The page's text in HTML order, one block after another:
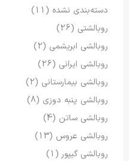
دسته‌بندی نشده (11)
روبالشتی (26)
روبالشی ابریشمی (2)
روبالشی ایرانی (26)
روبالشی بیمارستانی (2)
روبالشی پنبه دوزی (8)
روبالشی ساتن (4)
روبالشی عروس (13)
روبالشی گیپور (1)